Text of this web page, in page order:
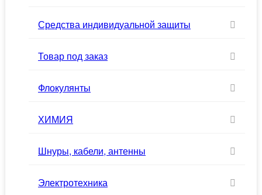
Средства индивидуальной защиты
Товар под заказ
Флокулянты
ХИМИЯ
Шнуры, кабели, антенны
Электротехника